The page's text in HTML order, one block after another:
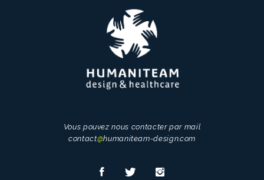
Vous pouvez nous contacter par mail
contact@humaniteam-design.com